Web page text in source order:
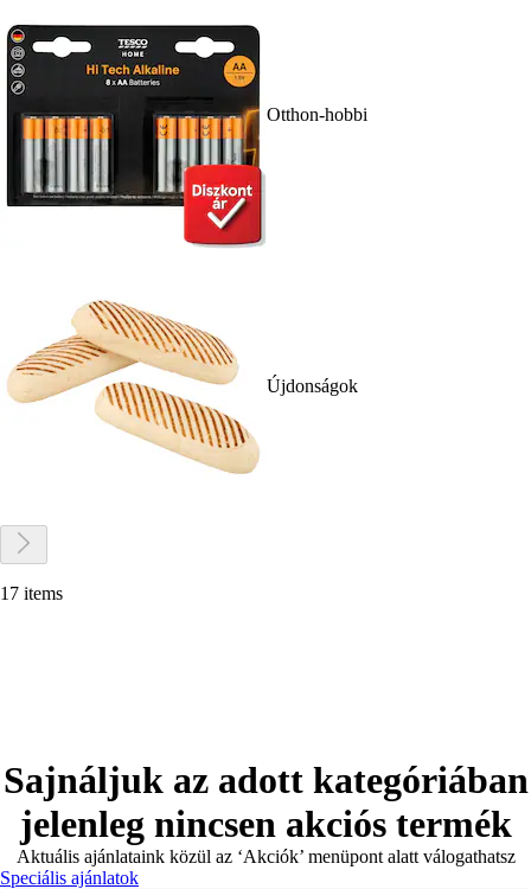
Otthon-hobbi
Újdonságok
17 items
Sajnáljuk az adott kategóriában
jelenleg nincsen akciós termék
Aktuális ajánlataink közül az ‘Akciók’ menüpont alatt válogathatsz
Speciális ajánlatok